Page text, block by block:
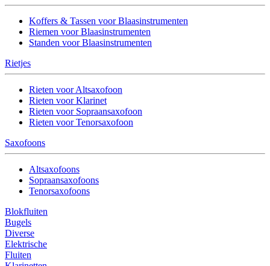
Koffers & Tassen voor Blaasinstrumenten
Riemen voor Blaasinstrumenten
Standen voor Blaasinstrumenten
Rietjes
Rieten voor Altsaxofoon
Rieten voor Klarinet
Rieten voor Sopraansaxofoon
Rieten voor Tenorsaxofoon
Saxofoons
Altsaxofoons
Sopraansaxofoons
Tenorsaxofoons
Blokfluiten
Bugels
Diverse
Elektrische
Fluiten